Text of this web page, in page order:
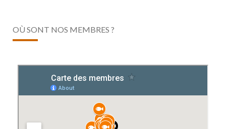
OÙ SONT NOS MEMBRES ?